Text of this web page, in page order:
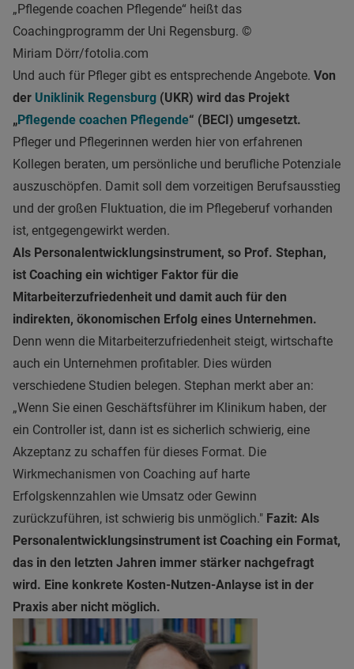
„Pflegende coachen Pflegende“ heißt das
Coachingprogramm der Uni Regensburg. ©
Miriam Dörr/fotolia.com
Und auch für Pfleger gibt es entsprechende Angebote. Von
der Uniklinik Regensburg (UKR) wird das Projekt
„Pflegende coachen Pflegende“ (BECI) umgesetzt.
Pfleger und Pflegerinnen werden hier von erfahrenen
Kollegen beraten, um persönliche und berufliche Potenziale
auszuschöpfen. Damit soll dem vorzeitigen Berufsausstieg
und der großen Fluktuation, die im Pflegeberuf vorhanden
ist, entgegengewirkt werden.
Als Personalentwicklungsinstrument, so Prof. Stephan,
ist Coaching ein wichtiger Faktor für die
Mitarbeiterzufriedenheit und damit auch für den
indirekten, ökonomischen Erfolg eines Unternehmen.
Denn wenn die Mitarbeiterzufriedenheit steigt, wirtschafte
auch ein Unternehmen profitabler. Dies würden
verschiedene Studien belegen. Stephan merkt aber an:
„Wenn Sie einen Geschäftsführer im Klinikum haben, der
ein Controller ist, dann ist es sicherlich schwierig, eine
Akzeptanz zu schaffen für dieses Format. Die
Wirkmechanismen von Coaching auf harte
Erfolgskennzahlen wie Umsatz oder Gewinn
zurückzuführen, ist schwierig bis unmöglich." Fazit: Als
Personalentwicklungsinstrument ist Coaching ein Format,
das in den letzten Jahren immer stärker nachgefragt
wird. Eine konkrete Kosten-Nutzen-Anlayse ist in der
Praxis aber nicht möglich.